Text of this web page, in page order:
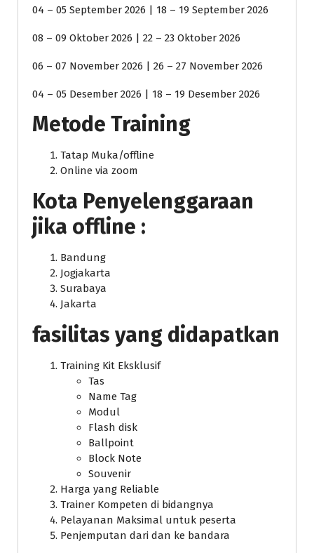
04 – 05 September 2026 | 18 – 19 September 2026
08 – 09 Oktober 2026 | 22 – 23 Oktober 2026
06 – 07 November 2026 | 26 – 27 November 2026
04 – 05 Desember 2026 | 18 – 19 Desember 2026
Metode Training
Tatap Muka/offline
Online via zoom
Kota Penyelenggaraan
jika offline :
Bandung
Jogjakarta
Surabaya
Jakarta
fasilitas yang didapatkan
Training Kit Eksklusif
Tas
Name Tag
Modul
Flash disk
Ballpoint
Block Note
Souvenir
Harga yang Reliable
Trainer Kompeten di bidangnya
Pelayanan Maksimal untuk peserta
Penjemputan dari dan ke bandara